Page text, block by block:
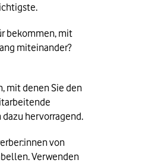
bekommen, mit
miteinander?
mit denen Sie den
hervorragend.
von
Verwenden